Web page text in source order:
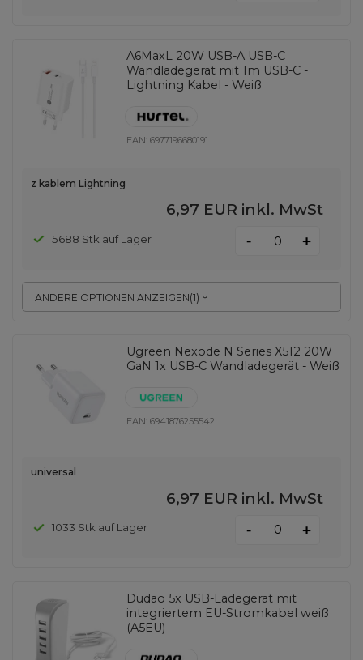
A6MaxL 20W USB-A USB-C
Wandladegerät mit 1m USB-C -
Lightning Kabel - Weiß
EAN:6977196680191
ANDERE OPTIONEN ANZEIGEN(1)
z kablem Lightning
6,97 EUR inkl. MwSt
5688 Stk auf Lager - +
Ugreen Nexode N Series X512 20W
GaN 1x USB-C Wandladegerät - Weiß
EAN:6941876255542
universal
6,97 EUR inkl. MwSt
1033 Stk auf Lager - +
Dudao 5x USB-Ladegerät mit
integriertem EU-Stromkabel weiß
(A5EU)